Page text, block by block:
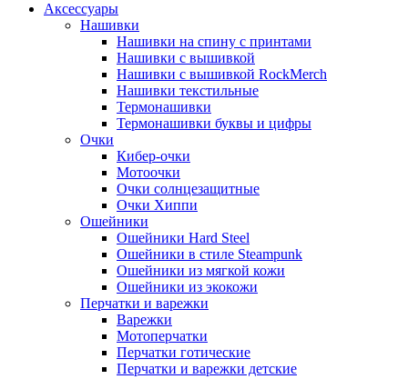
Аксессуары
Нашивки
Нашивки на спину с принтами
Нашивки с вышивкой
Нашивки с вышивкой RockMerch
Нашивки текстильные
Термонашивки
Термонашивки буквы и цифры
Очки
Кибер-очки
Мотоочки
Очки солнцезащитные
Очки Хиппи
Ошейники
Ошейники Hard Steel
Ошейники в стиле Steampunk
Ошейники из мягкой кожи
Ошейники из экокожи
Перчатки и варежки
Варежки
Мотоперчатки
Перчатки готические
Перчатки и варежки детские